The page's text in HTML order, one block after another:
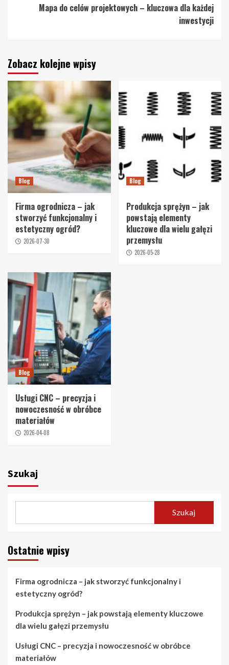
Mapa do celów projektowych – kluczowa dla każdej
inwestycji
Zobacz kolejne wpisy
Blog
Firma ogrodnicza – jak
stworzyć funkcjonalny i
estetyczny ogród?
2026-07-30
Blog
Produkcja sprężyn – jak
powstają elementy
kluczowe dla wielu gałęzi
przemysłu
2026-05-28
Blog
Usługi CNC – precyzja i
nowoczesność w obróbce
materiałów
2026-04-08
Szukaj
Szukaj
Ostatnie wpisy
Firma ogrodnicza – jak stworzyć funkcjonalny i
estetyczny ogród?
Produkcja sprężyn – jak powstają elementy kluczowe
dla wielu gałęzi przemysłu
Usługi CNC – precyzja i nowoczesność w obróbce
materiałów